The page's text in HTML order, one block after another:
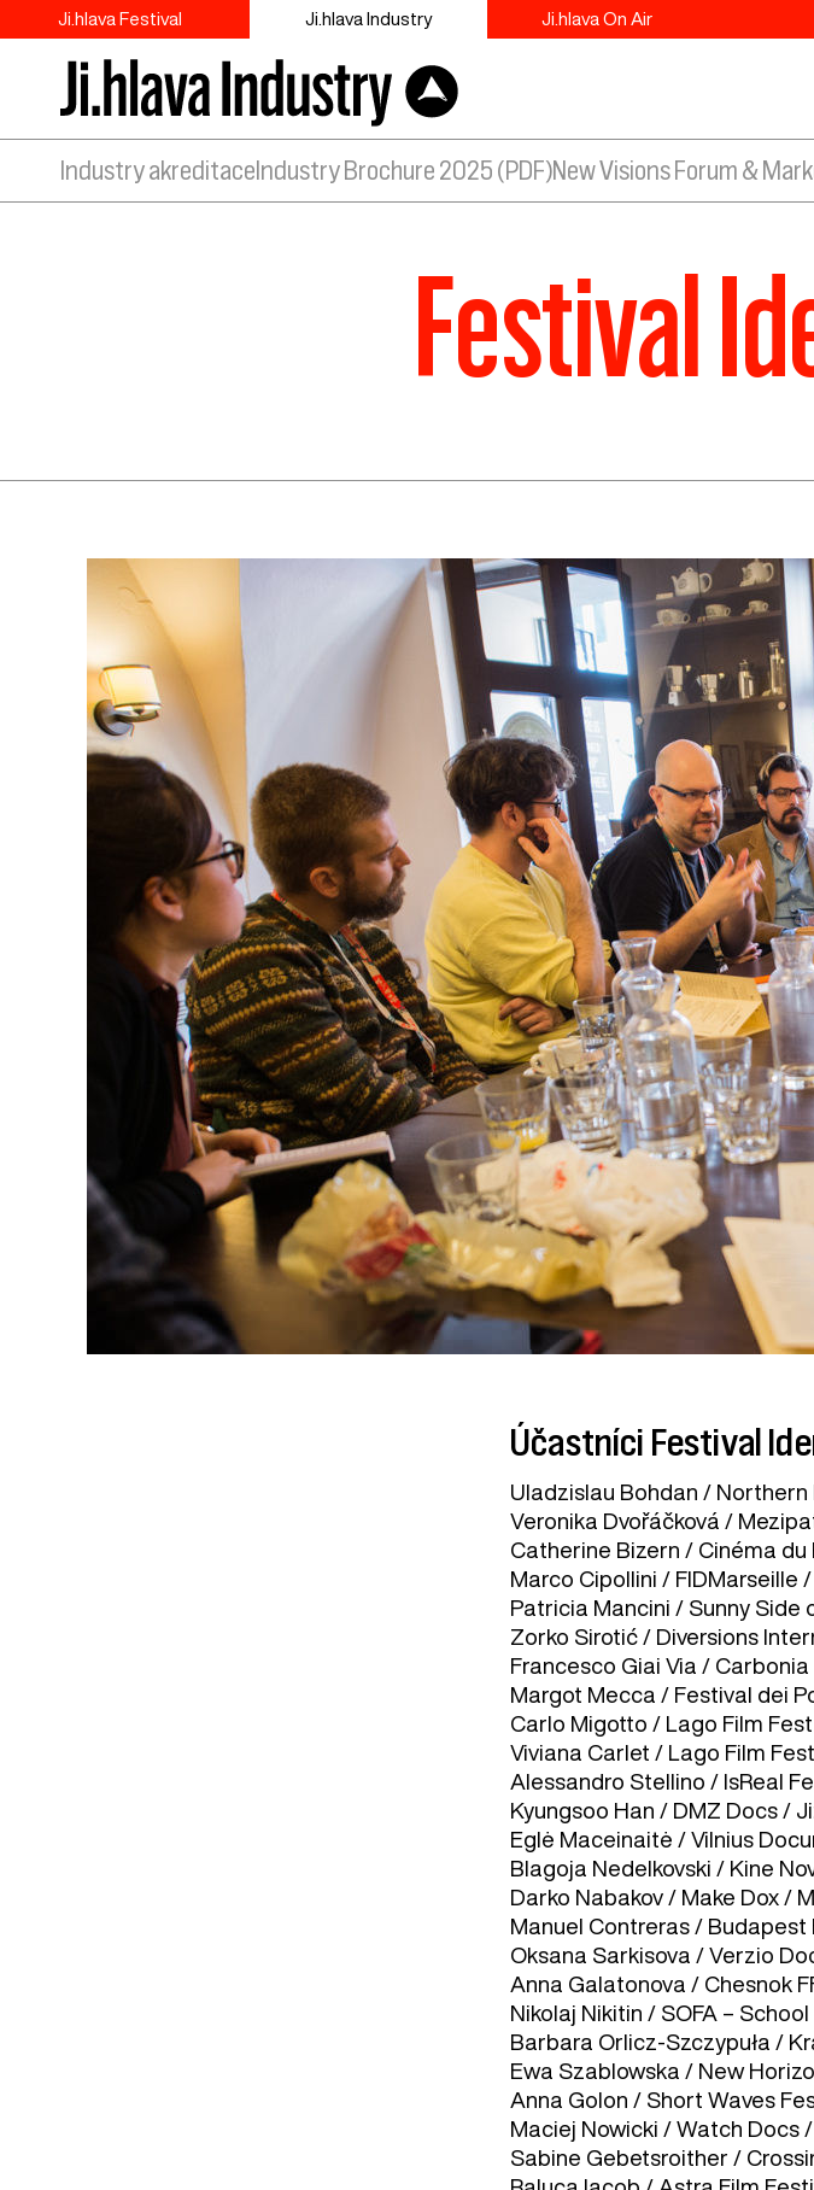
Ji.hlava Festival Ji.hlava Industry Ji.hlava On Air
Industry akreditace Industry Brochure 2025 (PDF)New Visions Forum &
Festival
Účastníci Festival
Uladzislau Bohdan /
Veronika Dvořáčková /
Catherine Bizern / Cinéma du
Marco Cipollini / FIDMarseille
Patricia Mancini / Sunny Side
Zorko Sirotić / Diversions
Francesco Giai Via /
Margot Mecca / Festival dei
Carlo Migotto / Lago Film
Viviana Carlet / Lago Film
Alessandro Stellino / IsReal
Kyungsoo Han / DMZ Docs /
Eglė Maceinaitė / Vilnius
Blagoja Nedelkovski / Kine
Darko Nabakov / Make Dox /
Manuel Contreras / Budapest
Oksana Sarkisova / Verzio
Anna Galatonova / Chesnok
Nikolaj Nikitin / SOFA –
Barbara Orlicz-Szczypuła /
Ewa Szablowska / New
Anna Golon / Short Waves
Maciej Nowicki / Watch Docs /
Sabine Gebetsroither /